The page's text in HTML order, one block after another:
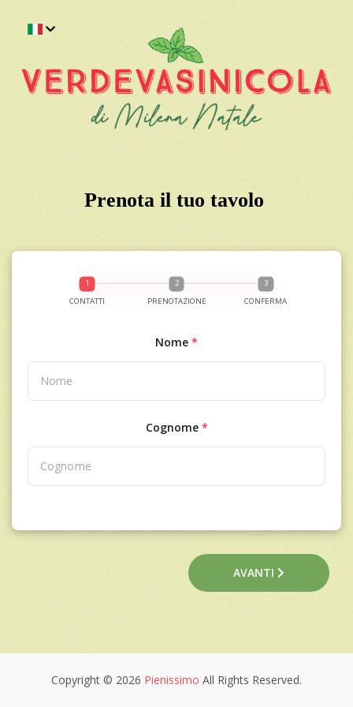
Prenota il tuo tavolo
CONTATTI PRENOTAZIONE CONFERMA
Nome *
Cognome *
AVANTI
Copyright © 2026 Pienissimo All Rights Reserved.